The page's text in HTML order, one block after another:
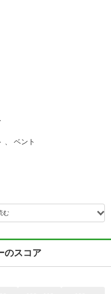
、 ベント
む
のスコア